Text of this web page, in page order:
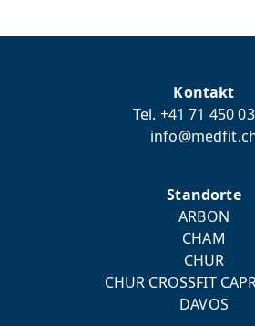
Kontakt
Tel. +41 71 450
Standorte
ARBON
CHAM
CHUR
CHUR CROSSFIT
DAVOS